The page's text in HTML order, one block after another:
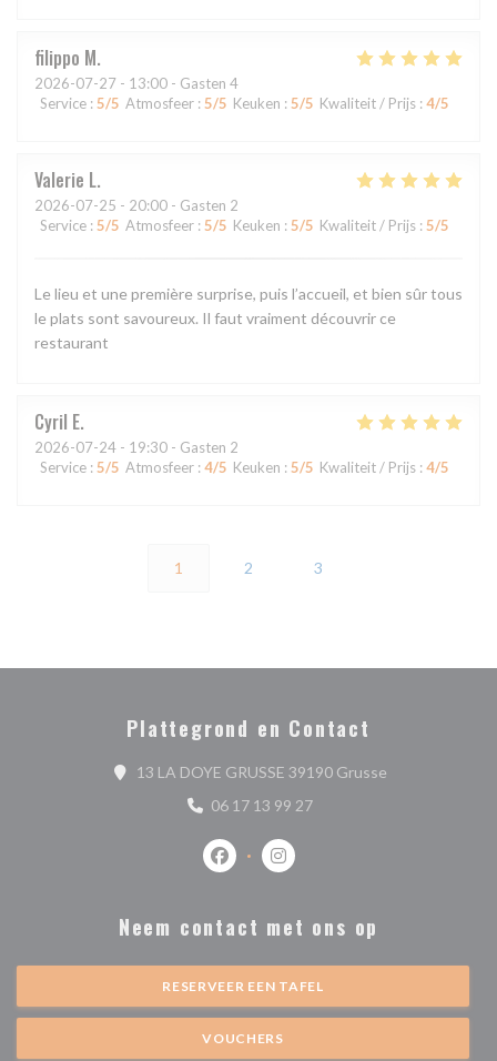
filippo M
2026-07-27 - 13:00 - Gasten 4
Service : 5/5 Atmosfeer : 5/5 Keuken : 5/5 Kwaliteit / Prijs : 4/5
Valerie L
2026-07-25 - 20:00 - Gasten 2
Service : 5/5 Atmosfeer : 5/5 Keuken : 5/5 Kwaliteit / Prijs : 5/5
Le lieu et une première surprise, puis l’accueil, et bien sûr tous
le plats sont savoureux. Il faut vraiment découvrir ce
restaurant
Cyril E
2026-07-24 - 19:30 - Gasten 2
Service : 5/5 Atmosfeer : 4/5 Keuken : 5/5 Kwaliteit / Prijs : 4/5
1 2 3
Plattegrond en Contact
13 LA DOYE GRUSSE 39190 Grusse((opent in een
06 17 13 99 27
Facebook ((opent in een nieuw
Instagram ((opent in een
Neem contact met ons op
RESERVEER EEN TAFEL
VOUCHERS